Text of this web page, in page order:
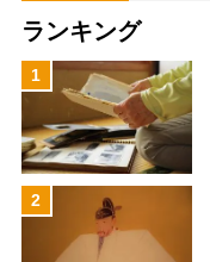
ランキング
1
2